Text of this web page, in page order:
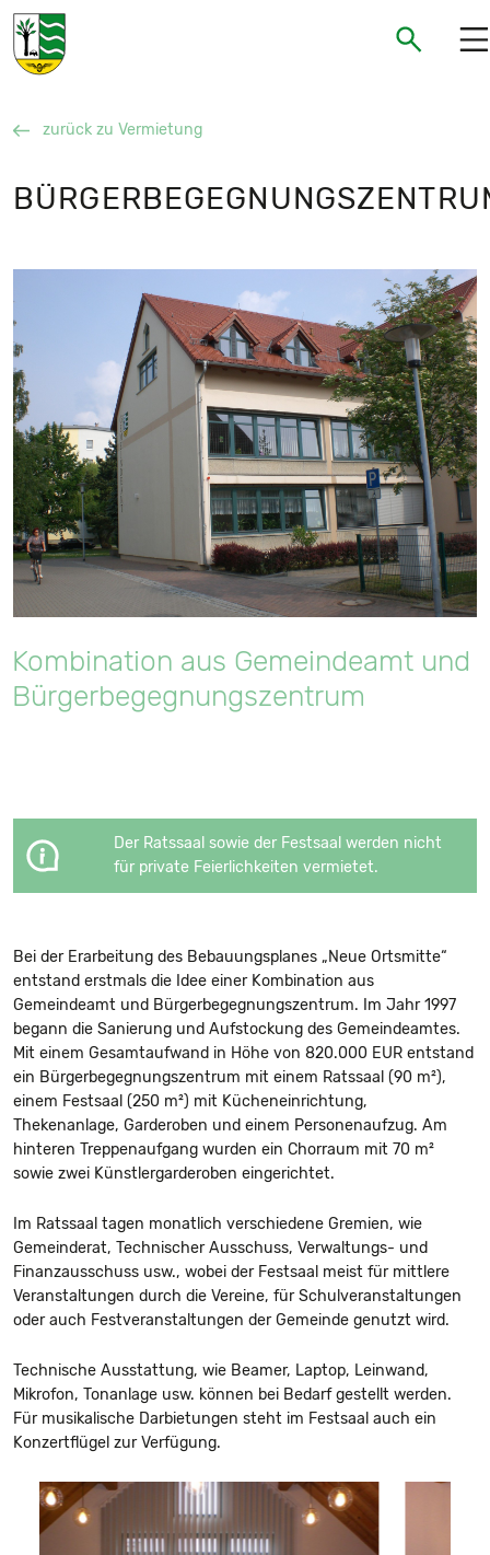
Gemeinde Neukieritzsch
Suchen
zurück zu Vermietung
Kombination aus Gemeindeamt und
Bürgerbegegnungs­zentrum
Der Ratssaal sowie der Festsaal werden nicht
für private Feierlichkeiten vermietet.
Bei der Erarbeitung des Bebauungsplanes „Neue Ortsmitte“
entstand erstmals die Idee einer Kombination aus
Gemeindeamt und Bürgerbegegnungszentrum. Im Jahr 1997
begann die Sanierung und Aufstockung des Gemeindeamtes.
Mit einem Gesamtaufwand in Höhe von 820.000 EUR entstand
ein Bürgerbegegnungszentrum mit einem Ratssaal (90 m²),
einem Festsaal (250 m²) mit Kücheneinrichtung,
Thekenanlage, Garderoben und einem Personenaufzug. Am
hinteren Treppenaufgang wurden ein Chorraum mit 70 m²
sowie zwei Künstlergarderoben eingerichtet.
Im Ratssaal tagen monatlich verschiedene Gremien, wie
Gemeinderat, Technischer Ausschuss, Verwaltungs- und
Finanzausschuss usw., wobei der Festsaal meist für mittlere
Veranstaltungen durch die Vereine, für Schulveranstaltungen
oder auch Festveranstaltungen der Gemeinde genutzt wird.
Technische Ausstattung, wie Beamer, Laptop, Leinwand,
Mikrofon, Tonanlage usw. können bei Bedarf gestellt werden.
Für musikalische Darbietungen steht im Festsaal auch ein
Konzertflügel zur Verfügung.